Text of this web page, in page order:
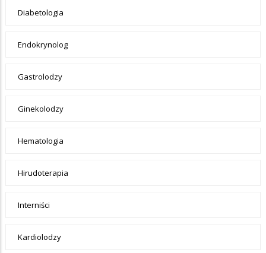
Diabetologia
Endokrynolog
Gastrolodzy
Ginekolodzy
Hematologia
Hirudoterapia
Interniści
Kardiolodzy